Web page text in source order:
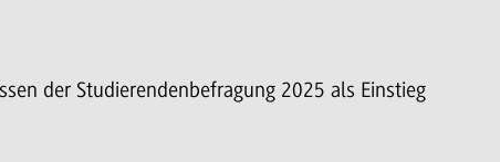
der Studierendenbefragung 2025 als Einstieg